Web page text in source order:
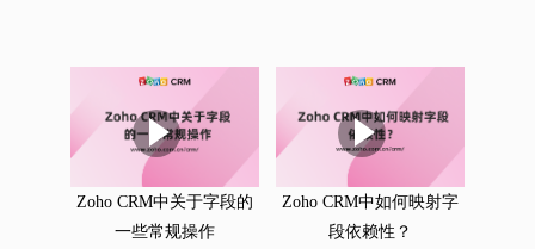
Zoho CRM中关于字段的
一些常规操作
Zoho CRM中如何映射字
段依赖性？